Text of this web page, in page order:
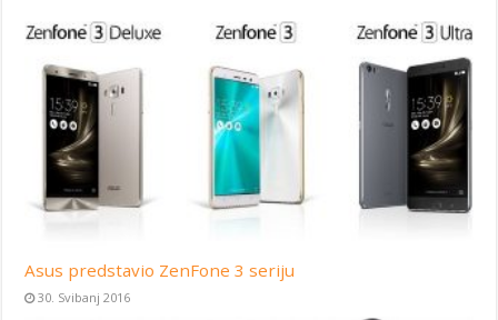
Asus predstavio ZenFone 3 seriju
30. Svibanj 2016